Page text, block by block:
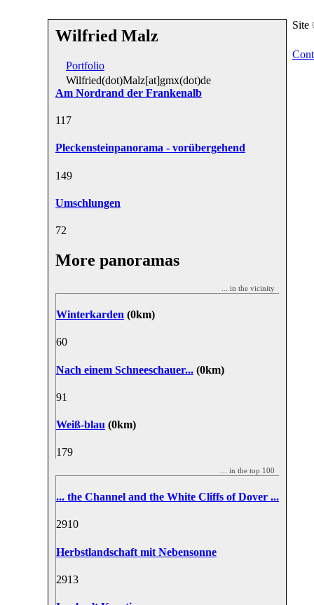
Wilfried Malz
Portfolio
Wilfried(dot)Malz[at]gmx(dot)de
Am Nordrand der Frankenalb
11 7
Pleckensteinpanorama - vorübergehend
149
Umschlungen
72
More panoramas
... in the vicinity
Winterkarden (0km)
60
Nach einem Schneeschauer... (0km)
91
Weiß-blau (0km)
179
... in the top 100
... the Channel and the White Cliffs of Dover ...
2910
Herbstlandschaft mit Nebensonne
2913
Site